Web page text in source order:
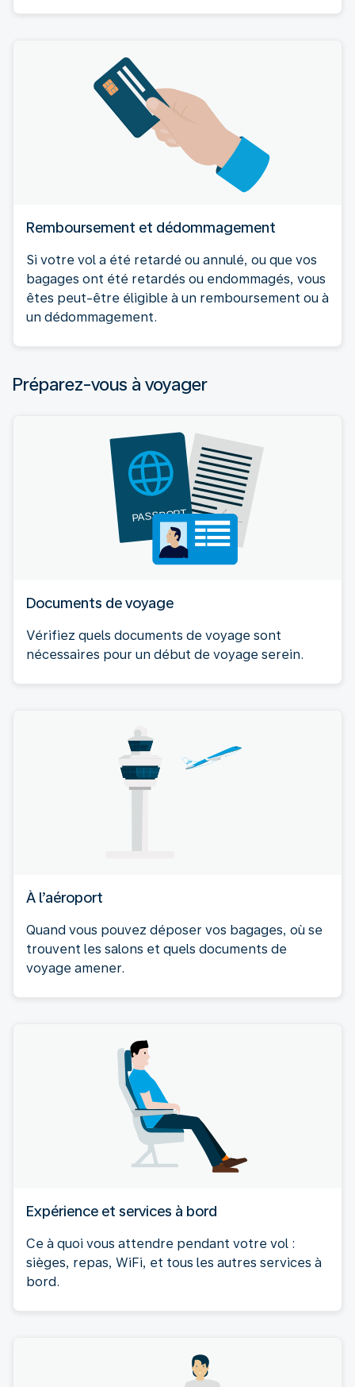
Remboursement et dédommagement
Si votre vol a été retardé ou annulé, ou que vos
bagages ont été retardés ou endommagés, vous
êtes peut-être éligible à un remboursement ou à
un dédommagement.
Préparez-vous à voyager
Documents de voyage
Vérifiez quels documents de voyage sont
nécessaires pour un début de voyage serein.
À l’aéroport
Quand vous pouvez déposer vos bagages, où se
trouvent les salons et quels documents de
voyage amener.
Expérience et services à bord
Ce à quoi vous attendre pendant votre vol :
sièges, repas, WiFi, et tous les autres services à
bord.